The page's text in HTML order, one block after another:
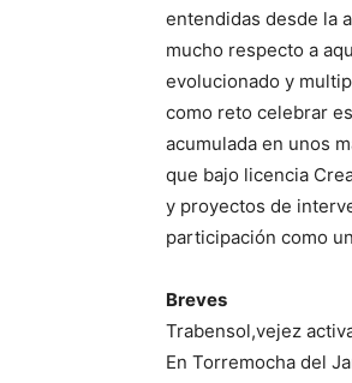
entendidas desde la
mucho respecto a
evolucionado y
como reto celebrar
acumulada en unos
que bajo licencia
y proyectos de
participación como
Breves
Trabensol,vejez
En Torremocha del